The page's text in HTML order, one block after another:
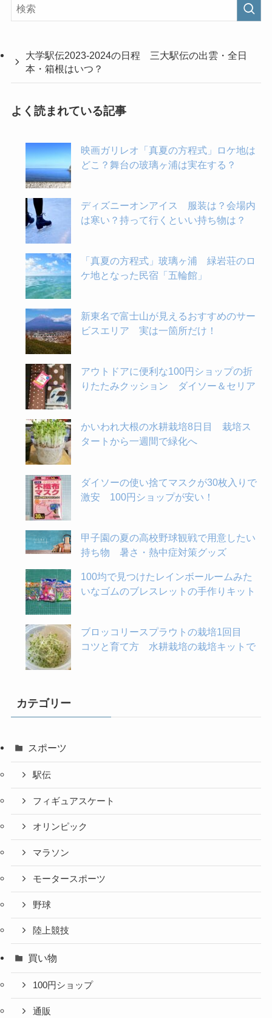
大学駅伝2023-2024の日程 三大駅伝の出雲・全日
本・箱根はいつ？
よく読まれている記事
映画ガリレオ「真夏の方程式」ロケ地は
どこ？舞台の玻璃ヶ浦は実在する？
ディズニーオンアイス 服装は？会場内
は寒い？持って行くといい持ち物は？
「真夏の方程式」玻璃ヶ浦 緑岩荘のロ
ケ地となった民宿「五輪館」
新東名で富士山が見えるおすすめのサー
ビスエリア 実は一箇所だけ！
アウトドアに便利な100円ショップの折
りたたみクッション ダイソー＆セリア
かいわれ大根の水耕栽培8日目 栽培ス
タートから一週間で緑化へ
ダイソーの使い捨てマスクが30枚入りで
激安 100円ショップが安い！
甲子園の夏の高校野球観戦で用意したい
持ち物 暑さ・熱中症対策グッズ
100均で見つけたレインボールームみた
いなゴムのブレスレットの手作りキット
ブロッコリースプラウトの栽培1回目
コツと育て方 水耕栽培の栽培キットで
カテゴリー
スポーツ
駅伝
フィギュアスケート
オリンピック
マラソン
モータースポーツ
野球
陸上競技
買い物
100円ショップ
通販